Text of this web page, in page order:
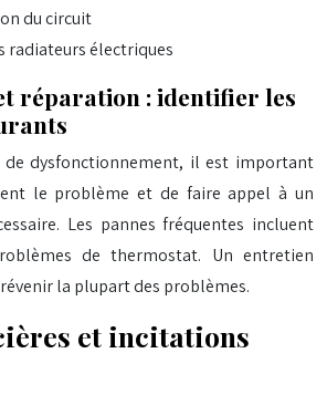
du circuit
radiateurs électriques
réparation : identifier les
de dysfonctionnement, il est important
le problème et de faire appel à un
Les pannes fréquentes incluent
de thermostat. Un entretien
la plupart des problèmes.
et incitations